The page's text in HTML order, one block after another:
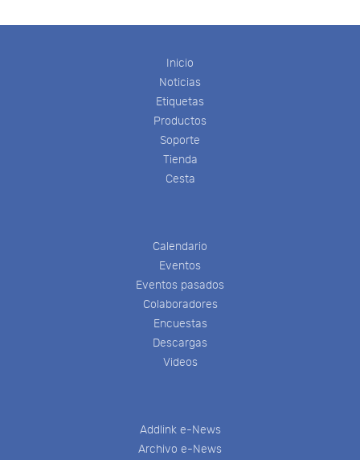
Inicio
Noticias
Etiquetas
Productos
Soporte
Tienda
Cesta
Calendario
Eventos
Eventos pasados
Colaboradores
Encuestas
Descargas
Videos
Addlink e-News
Archivo e-News